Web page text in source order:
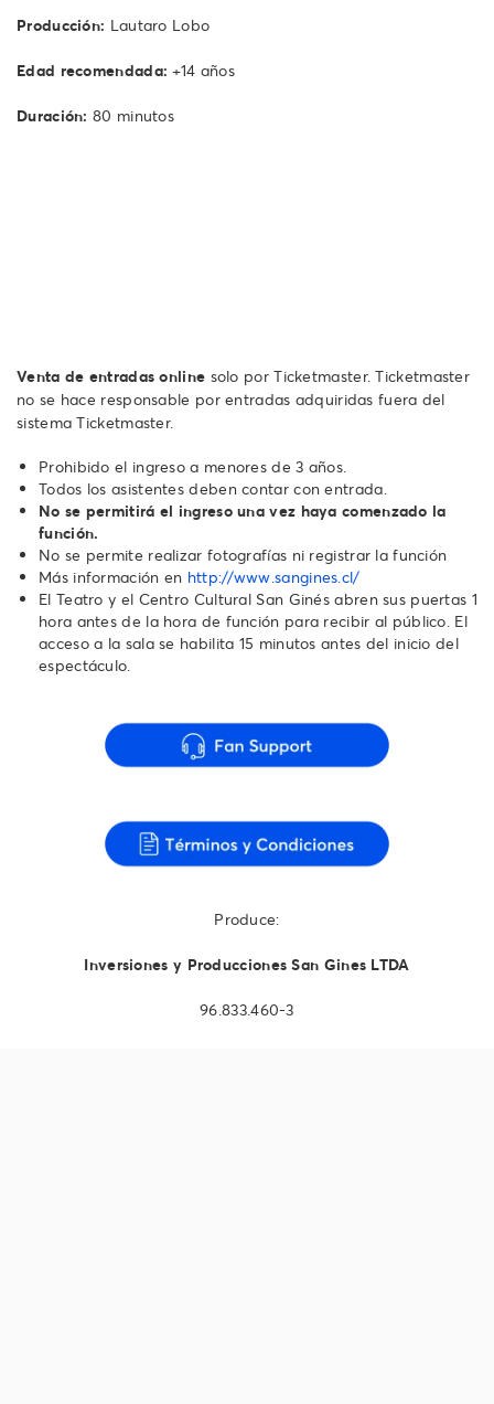
Producción: Lautaro Lobo
Edad recomendada: +14 años
Duración: 80 minutos
Venta de entradas online solo por Ticketmaster. Ticketmaster
no se hace responsable por entradas adquiridas fuera del
sistema Ticketmaster.
Prohibido el ingreso a menores de 3 años.
Todos los asistentes deben contar con entrada.
No se permitirá el ingreso una vez haya comenzado la
función.
No se permite realizar fotografías ni registrar la función
Más información en http://www.sangines.cl/
El Teatro y el Centro Cultural San Ginés abren sus puertas 1
hora antes de la hora de función para recibir al público. El
acceso a la sala se habilita 15 minutos antes del inicio del
espectáculo.
Produce:
Inversiones y Producciones San Gines LTDA
96.833.460-3